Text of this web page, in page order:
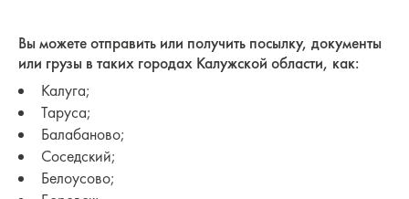
Вы можете отправить или получить посылку, документы
или грузы в таких городах Калужской области, как:
Калуга;
Таруса;
Балабаново;
Соседский;
Белоусово;